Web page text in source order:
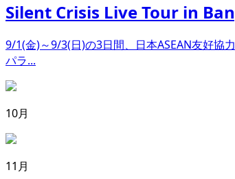
Silent Crisis Live Tour in
9/1(金)～9/3(日)の3日間、日本ASEAN友好協
パラ...
10月
11月